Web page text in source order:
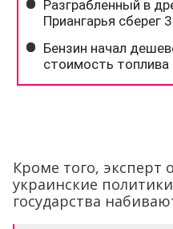
Кроме того, эксперт
украинские
государства